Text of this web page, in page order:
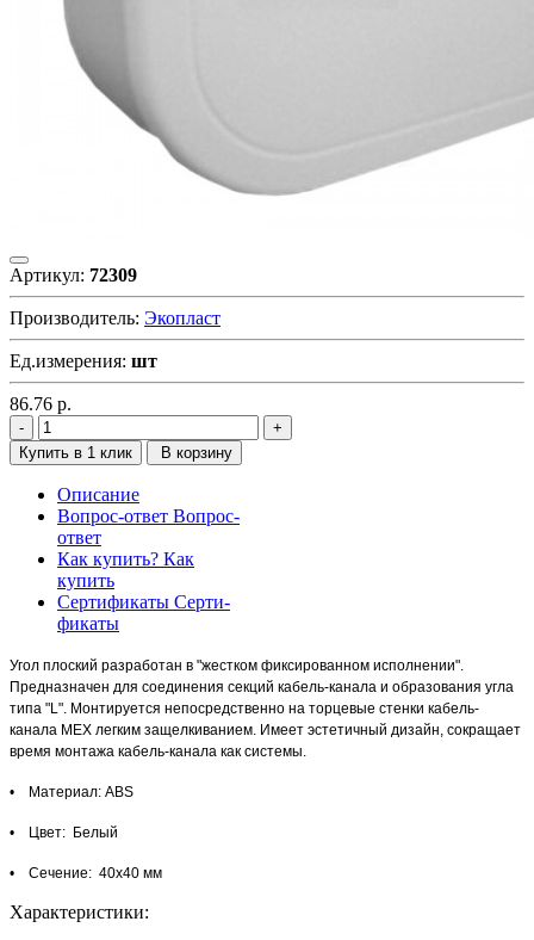
Артикул: 72309
Производитель: Экопласт
Ед.измерения: шт
86.76 р.
Купить в 1 клик В корзину
Описание
Вопрос-ответ Вопрос-
ответ
Как купить? Как
купить
Сертификаты Серти-
фикаты
Угол плоский разработан в "жестком фиксированном исполнении".
Предназначен для соединения секций кабель-канала и образования угла
типа "L". Монтируется непосредственно на торцевые стенки кабель-
канала MEX легким защелкиванием. Имеет эстетичный дизайн, сокращает
время монтажа кабель-канала как системы.
• Материал: ABS
• Цвет: Белый
• Сечение: 40x40 мм
Характеристики: